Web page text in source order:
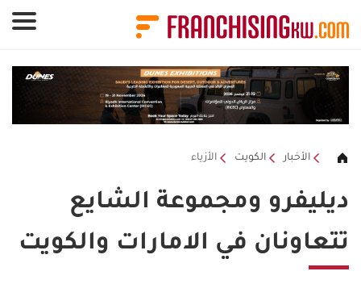
الأخبار الكويت الأزياء
ديليفرو ومجموعة الشايع
تتعاونان في الامارات والكويت
لوحة إدارة ملفات تعريف الارتباط